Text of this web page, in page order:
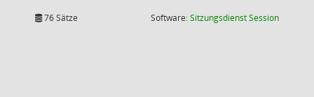
76 Sätze Software:SitzungsdienstSession(Wird in